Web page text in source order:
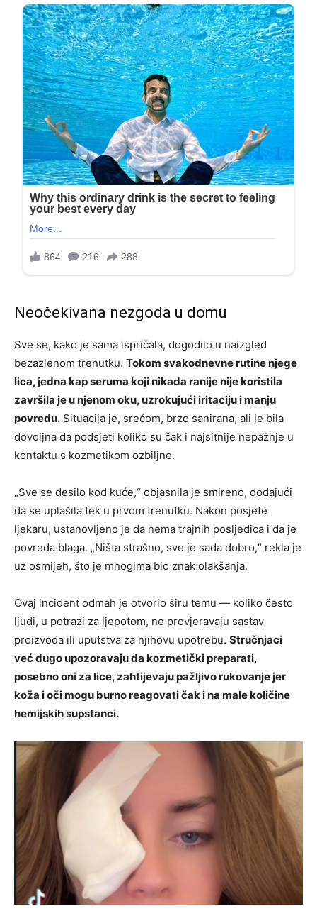
Neočekivana nezgoda u domu
Sve se, kako je sama ispričala, dogodilo u naizgled
bezazlenom trenutku. Tokom svakodnevne rutine njege
lica, jedna kap seruma koji nikada ranije nije koristila
završila je u njenom oku, uzrokujući iritaciju i manju
povredu. Situacija je, srećom, brzo sanirana, ali je bila
dovoljna da podsjeti koliko su čak i najsitnije nepažnje u
kontaktu s kozmetikom ozbiljne.
„Sve se desilo kod kuće,“ objasnila je smireno, dodajući
da se uplašila tek u prvom trenutku. Nakon posjete
ljekaru, ustanovljeno je da nema trajnih posljedica i da je
povreda blaga. „Ništa strašno, sve je sada dobro,“ rekla je
uz osmijeh, što je mnogima bio znak olakšanja.
Ovaj incident odmah je otvorio širu temu — koliko često
ljudi, u potrazi za ljepotom, ne provjeravaju sastav
proizvoda ili uputstva za njihovu upotrebu. Stručnjaci
već dugo upozoravaju da kozmetički preparati,
posebno oni za lice, zahtijevaju pažljivo rukovanje jer
koža i oči mogu burno reagovati čak i na male količine
hemijskih supstanci.